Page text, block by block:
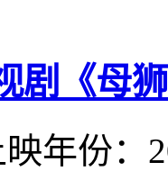
剧《母
映年份：